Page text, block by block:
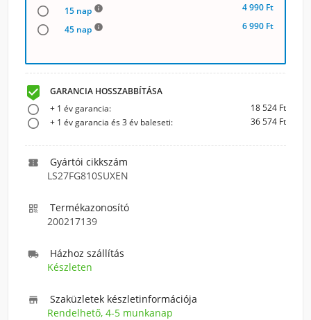
15 nap info
4 990 Ft
45 nap info 6 990 Ft

GARANCIA HOSSZABBÍTÁSA
+ 1 év garancia:
18 524 Ft
+ 1 év garancia és 3 év baleseti:
36 574 Ft

Gyártói cikkszám
LS27FG810SUXEN

Termékazonosító
200217139

Házhoz szállítás
Készleten

Szaküzletek készletinformációja
Rendelhető, 4-5 munkanap